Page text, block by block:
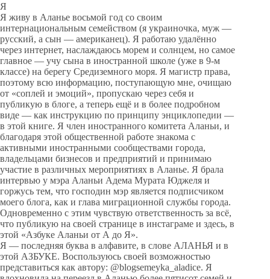
Я
Я живу в Аланье восьмой год со своим
интернациональным семейством (я украиночка, муж —
русский, а сын — американец). Я работаю удалённо
через интернет, наслаждаюсь морем и солнцем, но самое
главное — учу сына в иностранной школе (уже в 9-м
классе) на берегу Средиземного моря. Я магистр права,
поэтому всю информацию, поступающую мне, очищаю
от «соплей и эмоций», пропускаю через себя и
публикую в блоге, а теперь ещё и в более подробном
виде — как инструкцию по принципу энциклопедии —
в этой книге. Я член иностранного комитета Аланьи, и
благодаря этой общественной работе знакома с
активными иностранными сообществами города,
владельцами бизнесов и предприятий и принимаю
участие в различных мероприятиях в Аланье. Я брала
интервью у мэра Аланьи Адема Мурата Юджеля и
горжусь тем, что господин мэр является подписчиком
моего блога, как и глава миграционной службы города.
Одновременно с этим чувствую ответственность за всё,
что публикую на своей странице в инстаграме и здесь, в
этой «Азбуке Аланьи от А до Я».
Я — последняя буква в алфавите, в слове АЛАНЬЯ и в
этой АЗБУКЕ. Воспользуюсь своей возможностью
представиться как автору: @blogsemeyka_aladice. Я